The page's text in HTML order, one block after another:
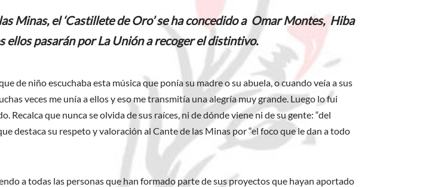
Minas, el ‘Castillete de Oro’ se ha concedido a Omar Montes, Hiba
pasarán por La Unión a recoger el distintivo.
de niño escuchaba esta música que ponía su madre o su abuela, o cuando veía a sus
veces me unía a ellos y eso me transmitía una alegría muy grande. Luego lo fui
que nunca se olvida de sus raíces, ni de dónde viene ni de su gente: “del
destaca su respeto y valoración al Cante de las Minas por “el foco que le dan a todo
a todas las personas que han formado parte de sus proyectos que hayan aportado